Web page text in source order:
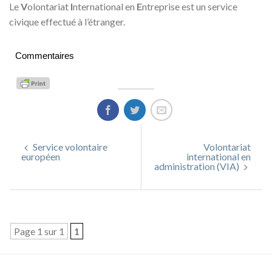
LeVolontariat International en Entreprise est un service
civique effectué à l’étranger.
Commentaires
Service volontaire
européen
Volontariat
international en
administration (VIA)
Page 1 sur 1 1